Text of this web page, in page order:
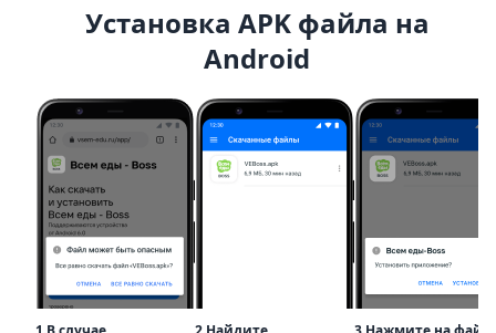
Установка APK файла на
Android